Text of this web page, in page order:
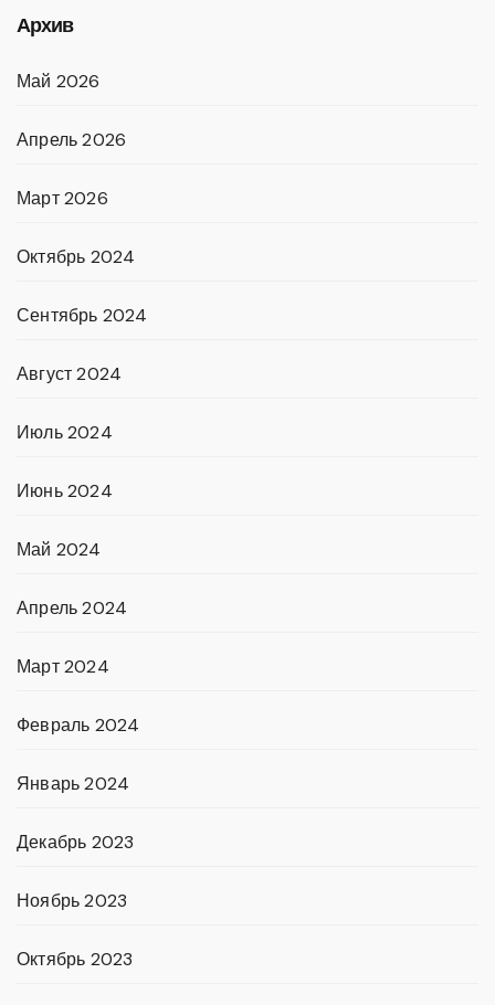
Архив
Май 2026
Апрель 2026
Март 2026
Октябрь 2024
Сентябрь 2024
Август 2024
Июль 2024
Июнь 2024
Май 2024
Апрель 2024
Март 2024
Февраль 2024
Январь 2024
Декабрь 2023
Ноябрь 2023
Октябрь 2023